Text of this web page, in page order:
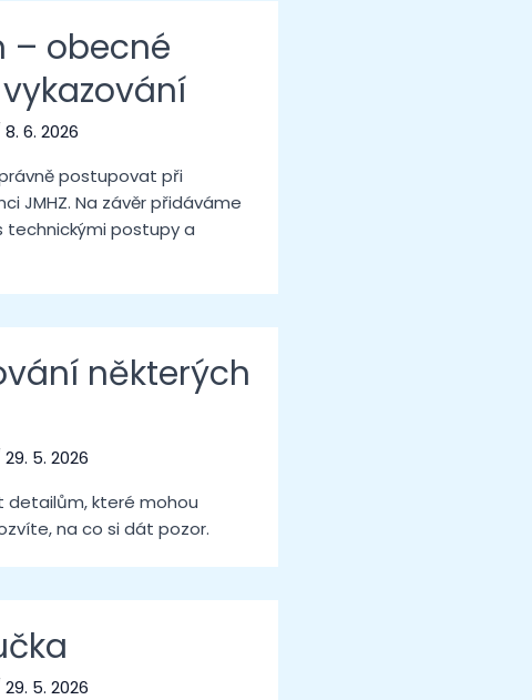
– obecné
8. 6. 2026
postupovat při
JMHZ. Na závěr přidáváme
technickými postupy a
některých
29. 5. 2026
detailům, které mohou
na co si dát pozor.
29. 5. 2026